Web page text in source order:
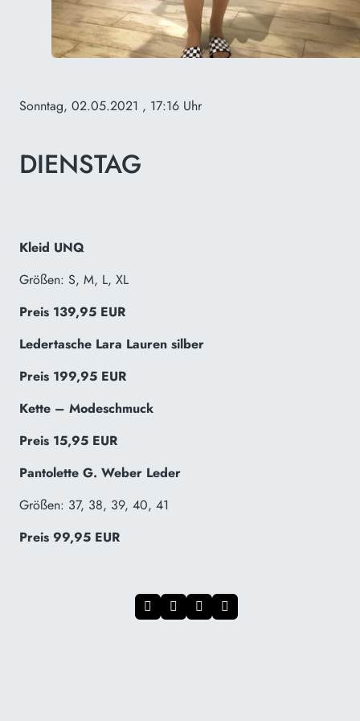
Sonntag, 02.05.2021 , 17:16 Uhr
DIENSTAG
Kleid UNQ
Größen: S, M, L, XL
Preis 139,95 EUR
Ledertasche Lara Lauren silber
Preis 199,95 EUR
Kette – Modeschmuck
Preis 15,95 EUR
Pantolette G. Weber Leder
Größen: 37, 38, 39, 40, 41
Preis 99,95 EUR